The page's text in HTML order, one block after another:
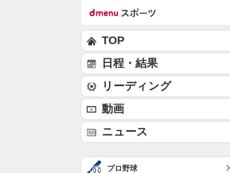
TOP
日程・結果
リーディング
動画
ニュース
プロ野球